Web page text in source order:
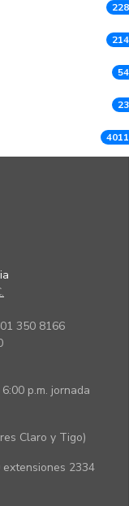
350 8166
p.m. jornada
Claro y Tigo)
2334